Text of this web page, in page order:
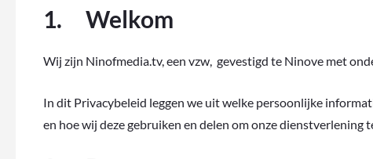
1. Welkom
Wij zijn Ninofmedia.tv, een vzw, gevestigd te Ninove met
In dit Privacybeleid leggen we uit welke persoonlijke
en hoe wij deze gebruiken en delen om onze dienstverlening